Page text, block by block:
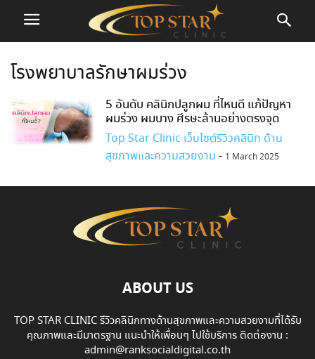
โรงพยาบาลรักษาผมร่วง
5 อันดับ คลินิกปลูกผม ที่ไหนดี แก้ปัญหา
ผมร่วง ผมบาง ศีรษะล้านอย่างตรงจุด
Top Star Clinic เว็บไซต์รีวิวคลินิก ด้าน
สุขภาพและความสวยงาม - 1 March 2025
ABOUT US
TOP STAR CLINIC รีวิวคลินิกทางด้านสุขภาพและความสวยงามที่ได้รับ
คุณภาพและมีมาตรฐาน แนะนำให้เพื่อนๆ ไปใช้บริการ ติดต่องาน :
admin@ranksocialdigital.co.th